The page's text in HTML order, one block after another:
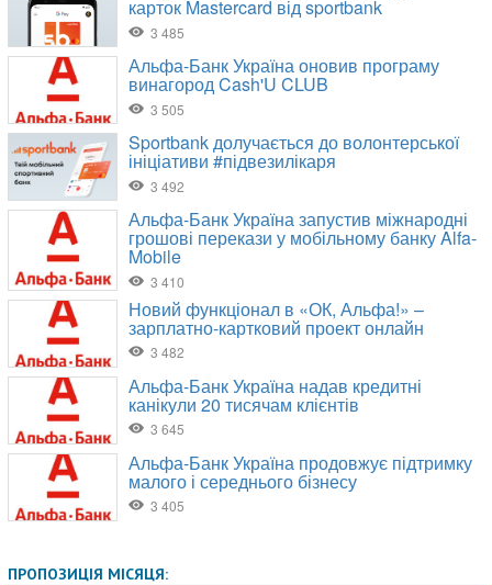
ПРОПОЗИЦІЯ МІСЯЦЯ: